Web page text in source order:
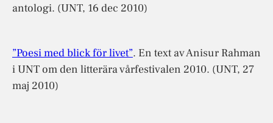
antologi. (UNT, 16 dec 2010)
”Poesi med blick för livet”. En text av Anisur Rahman
i UNT om den litterära vårfestivalen 2010. (UNT, 27
maj 2010)